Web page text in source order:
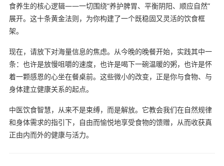
食养生的核心逻辑——一切围绕“养护脾胃、平衡阴阳、顺应自然”
展开。这十条黄金法则，为你构建了一个既稳固又灵活的饮食框
架。
现在，请放下对海量信息的焦虑。从今晚的晚餐开始，实践其中一
条：也许是放慢咀嚼的速度，也许是喝下一碗温暖的粥，也许是怀
着一颗感恩的心坐在餐桌前。这些微小的改变，正是你与食物、与
身体建立健康关系的起点。
中医饮食智慧，从来不是束缚，而是解放。它教会我们在自然规律
和身体需求的指引下，自由而愉悦地享受食物的馈赠，从而收获真
正由内而外的健康与活力。